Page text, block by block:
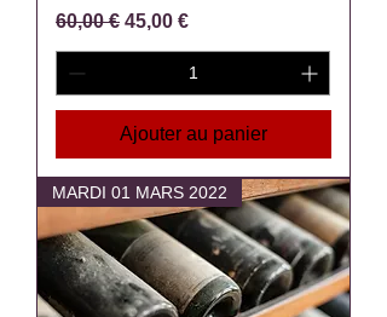
Prix original
60,00 € Prix promotionnel
45,00 €
Ajouter au panier
MARDI 01 MARS 2022